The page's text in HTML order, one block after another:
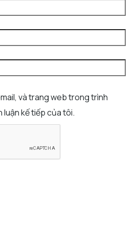
và trang web trong trình
luận kế tiếp của tôi.